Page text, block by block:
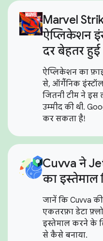
Marvel
ऐप्लिकेशन
दर बेहतर हुई
ऐप्लिकेशन का
से, ऑर्गैनिक
जितनी टीम ने इस
उम्मीद की थी.
कर सकता है!
Cuvva ने
का इस्तेमाल
जानें कि Cuvva
एकतरफ़ा डेटा
इस्तेमाल करने के
से कैसे बनाया.